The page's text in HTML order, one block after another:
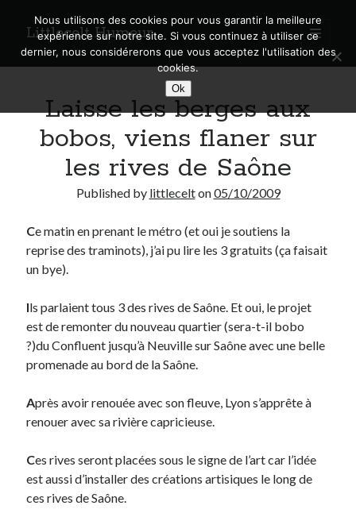
Littlecelt Humeur
open
primary
menu
Sidebar
Search
Municipales 2026 : Lyon, Métropole et Caluire, mon choix pour l’avenir
Explorez les Chemins Enchantés à Vélo : Aventures Familiales près de
Lyon !
A quand une véritable place pour le vélo à Caluire dans la Métropole de
Comment je vis ma vie sur un vélo
Derniers Commentaires
Entretien ménagerdansT’as vu quoi ? #52
littleceltdansComment j’ai opéré ma vélorution toute personnelle
AnthonydansComment j’ai opéré ma vélorution toute personnelle
Renaud DucherdansComment j’ai opéré ma vélorution toute
Laisse les berges aux
bobos, viens flaner sur
les rives de Saône
Published by littlecelton05/10/2009
Ce matin en prenant le métro (et oui je soutiens la
reprise des traminots), j’ai pu lire les 3 gratuits (ça faisait
un bye).
Ils parlaient tous 3 des rives de Saône. Et oui, le projet
est de remonter du nouveau quartier (sera-t-il bobo
?)du Confluent jusqu’à Neuville sur Saône avec une belle
promenade au bord de la Saône.
Après avoir renouée avec son fleuve, Lyon s’apprête à
renouer avec sa rivière capricieuse.
Ces rives seront placées sous le signe de l’art car l’idée
est aussi d’installer des créations artisiques le long de
ces rives de Saône.
Nous utilisons des cookies pour vous garantir la meilleure
expérience sur notre site. Si vous continuez à utiliser ce
dernier, nous considérerons que vous acceptez l'utilisation des
cookies.
Ok